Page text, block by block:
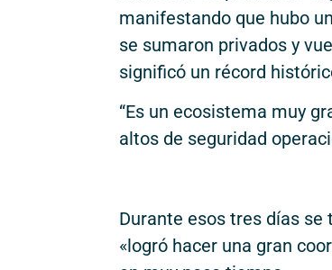
manifestando que hubo
se sumaron privados y
significó un récord
“Es un ecosistema muy
altos de seguridad
Durante esos tres días se
«logró hacer una gran